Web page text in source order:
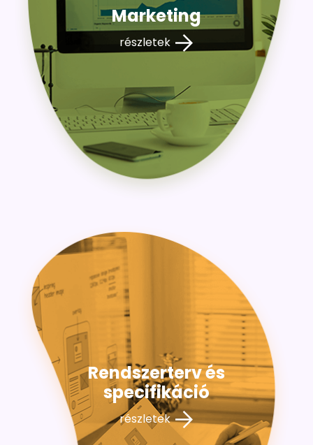
Marketing
részletek
Rendszerterv és
specifikáció
részletek